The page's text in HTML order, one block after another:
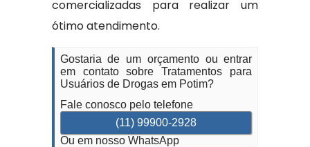
comercializadas para realizar um
ótimo atendimento.
Gostaria de um orçamento ou entrar
em contato sobre Tratamentos para
Usuários de Drogas em Potim?
Fale conosco pelo telefone
(11) 99900-2928
Ou em nosso WhatsApp